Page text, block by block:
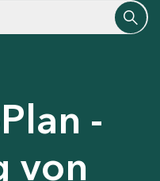
-
von